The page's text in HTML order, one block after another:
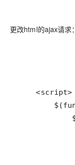
更改html的ajax请求：